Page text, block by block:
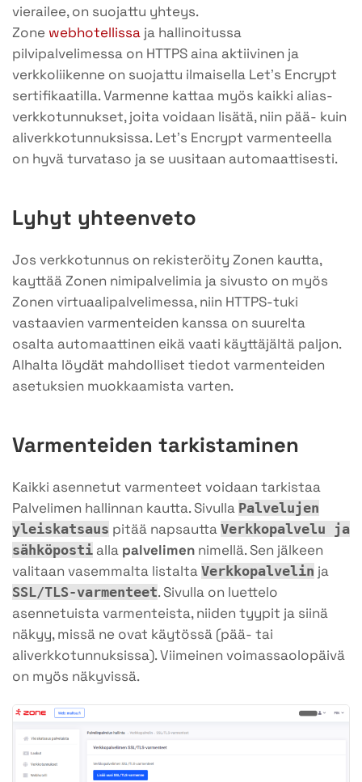
vierailee, on suojattu yhteys.
Zone webhotellissa ja hallinoitussa
pilvipalvelimessa on HTTPS aina aktiivinen ja
verkkoliikenne on suojattu ilmaisella Let’s Encrypt
sertifikaatilla. Varmenne kattaa myös kaikki alias-
verkkotunnukset, joita voidaan lisätä, niin pää- kuin
aliverkkotunnuksissa. Let’s Encrypt varmenteella
on hyvä turvataso ja se uusitaan automaattisesti.
Lyhyt yhteenveto
Jos verkkotunnus on rekisteröity Zonen kautta,
kayttää Zonen nimipalvelimia ja sivusto on myös
Zonen virtuaalipalvelimessa, niin HTTPS-tuki
vastaavien varmenteiden kanssa on suurelta
osalta automaattinen eikä vaati käyttäjältä paljon.
Alhalta löydät mahdolliset tiedot varmenteiden
asetuksien muokkaamista varten.
Varmenteiden tarkistaminen
Kaikki asennetut varmenteet voidaan tarkistaa
Palvelimen hallinnan kautta. Sivulla Palvelujen
yleiskatsaus pitää napsautta Verkkopalvelu ja
sähköposti alla palvelimen nimellä. Sen jälkeen
valitaan vasemmalta listalta Verkkopalvelin ja
SSL/TLS-varmenteet. Sivulla on luettelo
asennetuista varmenteista, niiden tyypit ja siinä
näkyy, missä ne ovat käytössä (pää- tai
aliverkkotunnuksissa). Viimeinen voimassaolopäivä
on myös näkyvissä.